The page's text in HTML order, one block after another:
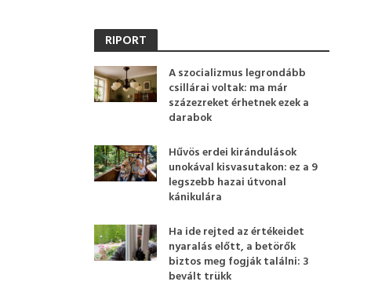
RIPORT
A szocializmus legrondább
csillárai voltak: ma már
százezreket érhetnek ezek a
darabok
Hűvös erdei kirándulások
unokával kisvasutakon: ez a 9
legszebb hazai útvonal
kánikulára
Ha ide rejted az értékeidet
nyaralás előtt, a betörők
biztos meg fogják találni: 3
bevált trükk